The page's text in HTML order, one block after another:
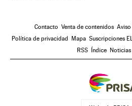
Contacto Venta de contenidos Aviso
Política de privacidad
Mapa Suscripciones
RSS
Índice